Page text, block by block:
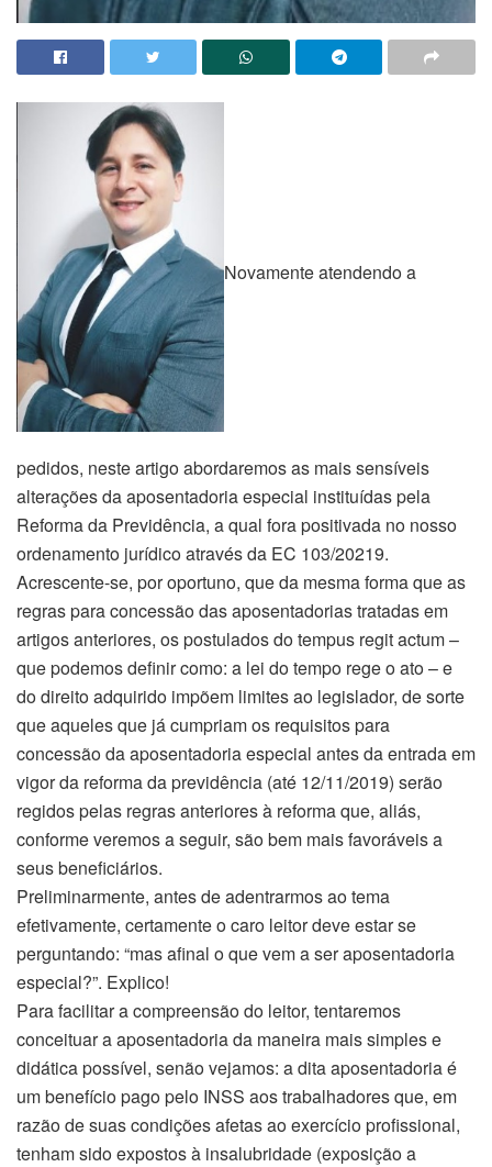
Novamente atendendo a
pedidos, neste artigo abordaremos as mais sensíveis
alterações da aposentadoria especial instituídas pela
Reforma da Previdência, a qual fora positivada no nosso
ordenamento jurídico através da EC 103/20219.
Acrescente-se, por oportuno, que da mesma forma que as
regras para concessão das aposentadorias tratadas em
artigos anteriores, os postulados do tempus regit actum –
que podemos definir como: a lei do tempo rege o ato – e
do direito adquirido impõem limites ao legislador, de sorte
que aqueles que já cumpriam os requisitos para
concessão da aposentadoria especial antes da entrada em
vigor da reforma da previdência (até 12/11/2019) serão
regidos pelas regras anteriores à reforma que, aliás,
conforme veremos a seguir, são bem mais favoráveis a
seus beneficiários.
Preliminarmente, antes de adentrarmos ao tema
efetivamente, certamente o caro leitor deve estar se
perguntando: “mas afinal o que vem a ser aposentadoria
especial?”. Explico!
Para facilitar a compreensão do leitor, tentaremos
conceituar a aposentadoria da maneira mais simples e
didática possível, senão vejamos: a dita aposentadoria é
um benefício pago pelo INSS aos trabalhadores que, em
razão de suas condições afetas ao exercício profissional,
tenham sido expostos à insalubridade (exposição a